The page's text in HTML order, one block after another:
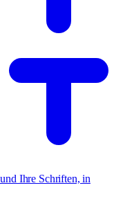
Ihre Schriften, in